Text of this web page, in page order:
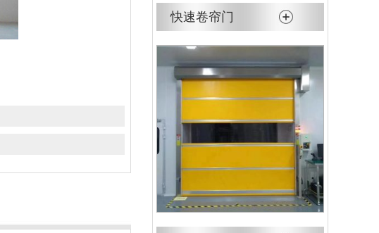
快速卷帘门